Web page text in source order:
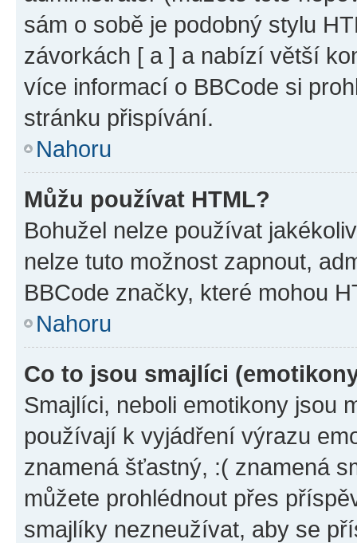
sám o sobě je podobný stylu
závorkách [ a ] a nabízí větší
více informací o BBCode si
stránku přispívání.
Nahoru
Můžu používat HTML?
Bohužel nelze používat
nelze tuto možnost zapnout,
BBCode značky, které mohou
Nahoru
Co to jsou smajlíci
Smajlíci, neboli emotikony jsou
používají k vyjádření výrazu
znamená šťastný, :( znamená
můžete prohlédnout přes
smajlíky nezneužívat, aby se